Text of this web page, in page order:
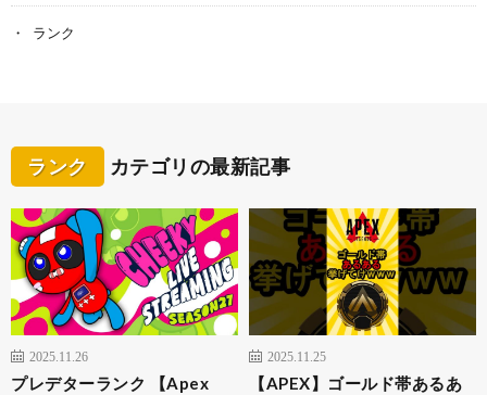
ランク
ランク カテゴリの最新記事
2025.11.26
プレデターランク 【Apex
2025.11.25
【APEX】ゴールド帯あるあ